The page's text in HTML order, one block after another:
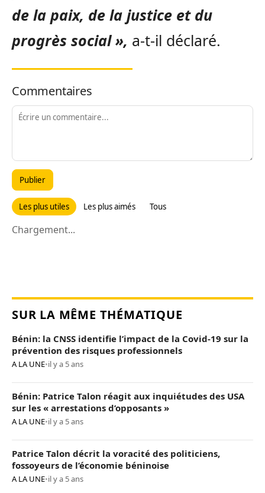
de la paix, de la justice et du
progrès social », a-t-il déclaré.
Commentaires
Publier
Les plus utiles Les plus aimés Tous
Chargement...
SUR LA MÊME THÉMATIQUE
Bénin: la CNSS identifie l’impact de la Covid-19 sur la
prévention des risques professionnels
A LA UNE•il y a 5 ans
Bénin: Patrice Talon réagit aux inquiétudes des USA
sur les « arrestations d’opposants »
A LA UNE•il y a 5 ans
Patrice Talon décrit la voracité des politiciens,
fossoyeurs de l’économie béninoise
A LA UNE•il y a 5 ans